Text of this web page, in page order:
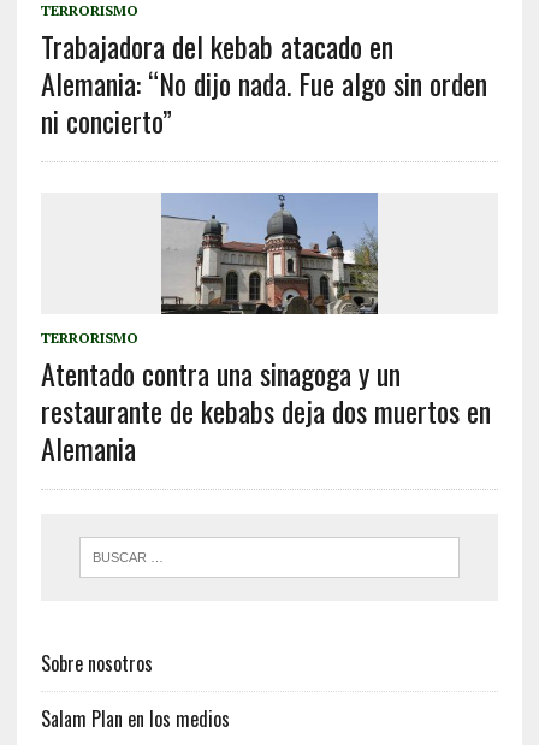
TERRORISMO
Trabajadora del kebab atacado en
Alemania: “No dijo nada. Fue algo sin orden
ni concierto”
TERRORISMO
Atentado contra una sinagoga y un
restaurante de kebabs deja dos muertos en
Alemania
Sobre nosotros
Salam Plan en los medios